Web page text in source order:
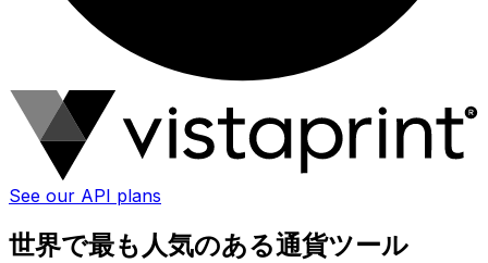
See our API plans
世界で最も人気のある通貨ツール